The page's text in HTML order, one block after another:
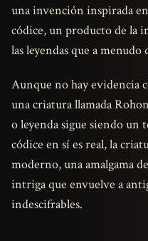
una invención inspirada
códice, un producto de la
las leyendas que a
Aunque no hay evidencia
una criatura llamada
o leyenda sigue siendo un
códice en sí es real, la
moderno, una amalgama
intriga que envuelve a
indescifrables.